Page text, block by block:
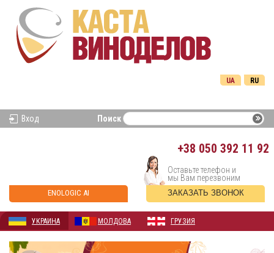
RU
UA
Вход Поиск
+38 050 392 11 92
ENOLOGIC AI
Оставьте телефон и
мы Вам перезвоним
ЗАКАЗАТЬ ЗВОНОК
УКРАИНА МОЛДОВА ГРУЗИЯ